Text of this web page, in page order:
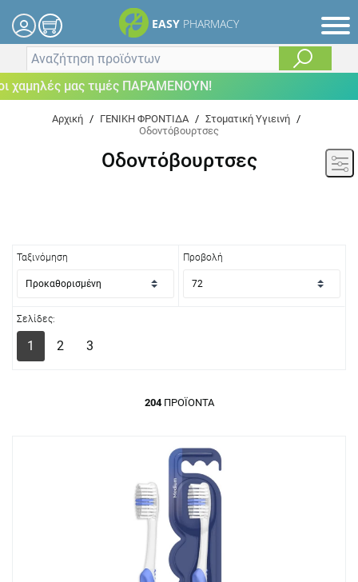
EASY PHARMACY
μας τιμές ΠΑΡΑΜΕΝΟΥΝ!
Αρχική / ΓΕΝΙΚΗ ΦΡΟΝΤΙΔΑ / Στοματική Υγιεινή /
Οδοντόβουρτσες
Οδοντόβουρτσες
Ταξινόμηση Προβολή
Σελίδες:
1 2 3
204ΠΡΟΪΌΝΤΑ